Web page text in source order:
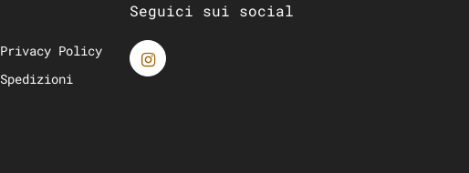
Privacy Policy
Spedizioni
Seguici sui social